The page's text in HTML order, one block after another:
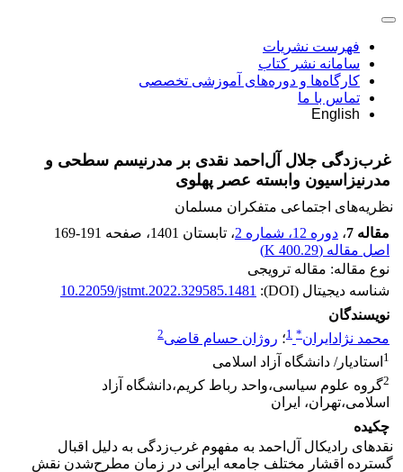
فهرست نشریات
سامانه نشر کتاب
کارگاه‌ها و دوره‌های آموزشی تخصصی
تماس با ما
English
غرب‌زدگی جلال آل‌احمد نقدی بر مدرنیسم سطحی و
مدرنیزاسیون وابسته عصر پهلوی
نظریه‌های اجتماعی متفکران مسلمان
مقاله 7
، دوره 12، شماره 2 ، تابستان 1401 ، صفحه 169-191
اصل مقاله (400.29 K
)
نوع مقاله: مقاله ترویجی
شناسه دیجیتال (DOI):
10.22059/jstmt.2022.329585.1481
نویسندگان
محمد نژادایران*
1؛ روژان حسام قاضی2
1 استادیار/ دانشگاه آزاد اسلامی
2گروه علوم سیاسی،واحد رباط کریم،دانشگاه آزاد
اسلامی،تهران، ایران
چکیده
نقدهای رادیکال آل‌احمد به مفهوم غرب‌زدگی به دلیل اقبال
گسترده اقشار مختلف جامعه ایرانی در زمان مطرح‌شدن نقش